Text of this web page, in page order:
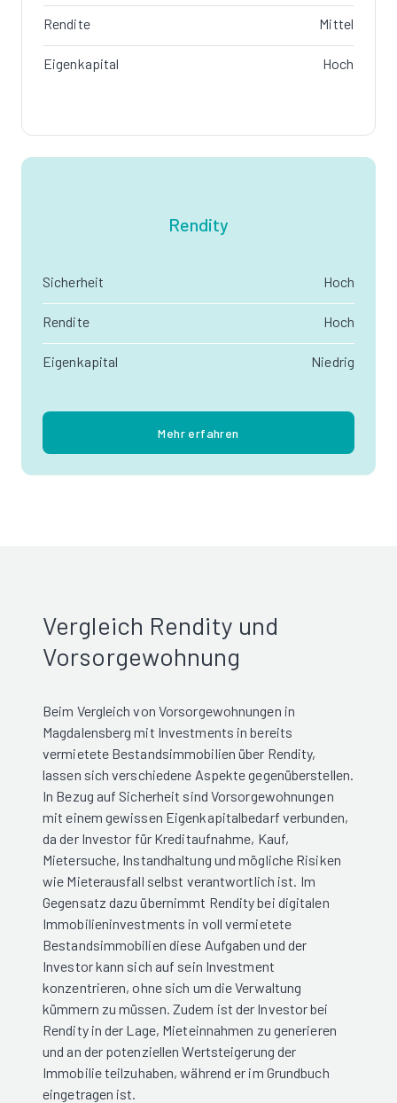
Rendite Mittel
Eigenkapital Hoch
Rendity
Sicherheit Hoch
Rendite Hoch
Eigenkapital Niedrig
Mehr erfahren
Vergleich Rendity und
Vorsorgewohnung
Beim Vergleich von Vorsorgewohnungen in
Magdalensberg mit Investments in bereits
vermietete Bestandsimmobilien über Rendity,
lassen sich verschiedene Aspekte gegenüberstellen.
In Bezug auf Sicherheit sind Vorsorgewohnungen
mit einem gewissen Eigenkapitalbedarf verbunden,
da der Investor für Kreditaufnahme, Kauf,
Mietersuche, Instandhaltung und mögliche Risiken
wie Mieterausfall selbst verantwortlich ist. Im
Gegensatz dazu übernimmt Rendity bei digitalen
Immobilieninvestments in voll vermietete
Bestandsimmobilien diese Aufgaben und der
Investor kann sich auf sein Investment
konzentrieren, ohne sich um die Verwaltung
kümmern zu müssen. Zudem ist der Investor bei
Rendity in der Lage, Mieteinnahmen zu generieren
und an der potenziellen Wertsteigerung der
Immobilie teilzuhaben, während er im Grundbuch
eingetragen ist.